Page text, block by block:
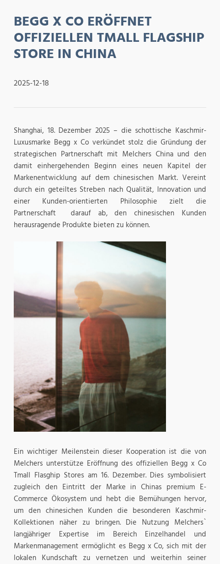
BEGG X CO ERÖFFNET
OFFIZIELLEN TMALL FLAGSHIP
STORE IN CHINA
2025-12-18
Shanghai, 18. Dezember 2025 – die schottische Kaschmir-
Luxusmarke Begg x Co verkündet stolz die Gründung der
strategischen Partnerschaft mit Melchers China und den
damit einhergehenden Beginn eines neuen Kapitel der
Markenentwicklung auf dem chinesischen Markt. Vereint
durch ein geteiltes Streben nach Qualität, Innovation und
einer Kunden-orientierten Philosophie zielt die
Partnerschaft darauf ab, den chinesischen Kunden
herausragende Produkte bieten zu können.
Ein wichtiger Meilenstein dieser Kooperation ist die von
Melchers unterstütze Eröffnung des offiziellen Begg x Co
Tmall Flasghip Stores am 16. Dezember. Dies symbolisiert
zugleich den Eintritt der Marke in Chinas premium E-
Commerce Ökosystem und hebt die Bemühungen hervor,
um den chinesichen Kunden die besonderen Kaschmir-
Kollektionen näher zu bringen. Die Nutzung Melchers`
langjähriger Expertise im Bereich Einzelhandel und
Markenmanagement ermöglicht es Begg x Co, sich mit der
lokalen Kundschaft zu vernetzen und weiterhin seiner